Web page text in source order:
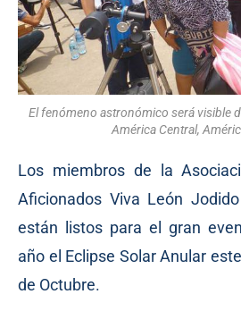
El fenómeno astronómico será visible
América Central,
Los miembros de la
Aficionados Viva León
están listos para el gran
año el Eclipse Solar Anular
de Octubre.